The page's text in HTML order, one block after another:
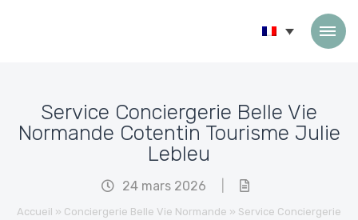
Service Conciergerie Belle Vie
Normande Cotentin Tourisme Julie
Lebleu
24 mars 2026
Accueil » Conciergerie Belle Vie Normande » Service Conciergerie